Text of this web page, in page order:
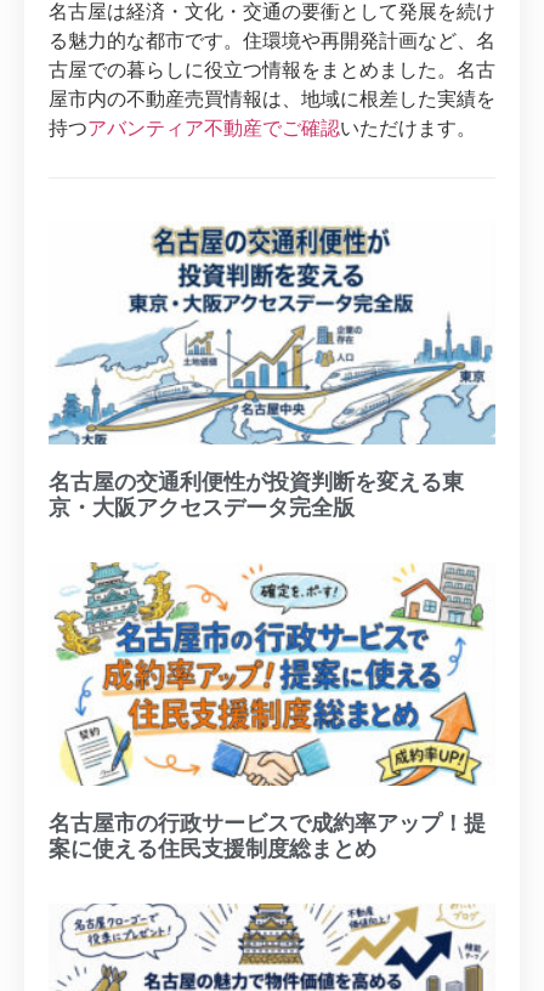
名古屋は経済・文化・交通の要衝として発展を続け
る魅力的な都市です。住環境や再開発計画など、名
古屋での暮らしに役立つ情報をまとめました。名古
屋市内の不動産売買情報は、地域に根差した実績を
持つアバンティア不動産でご確認いただけます。
名古屋の交通利便性が投資判断を変える東
京・大阪アクセスデータ完全版
名古屋市の行政サービスで成約率アップ！提
案に使える住民支援制度総まとめ